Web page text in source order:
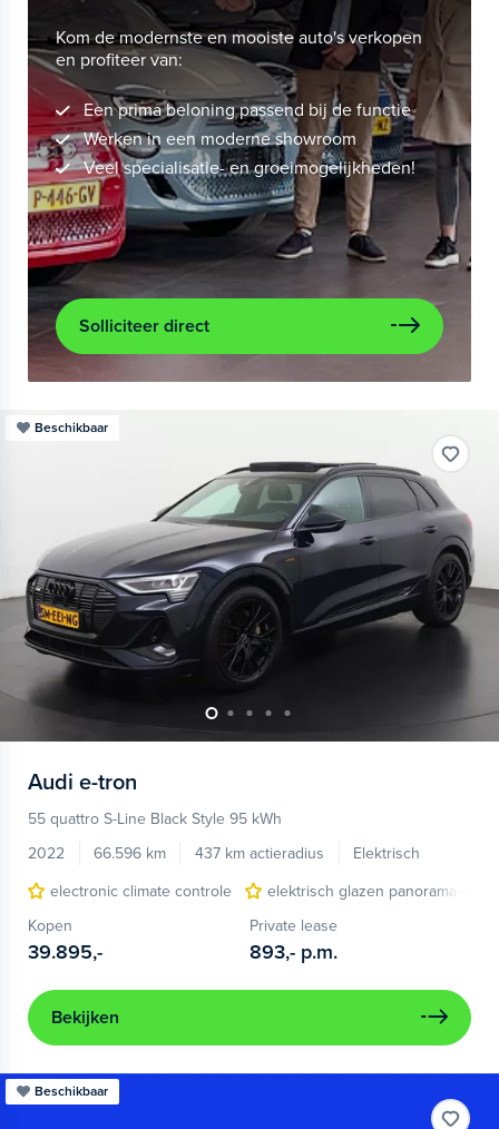
Kom de modernste en mooiste auto's verkopen
en profiteer van:
Een prima beloning passend bij de functie
Werken in een moderne showroom
Veel specialisatie- en groeimogelijkheden!
Solliciteer direct
Beschikbaar
Audi e-tron
55 quattro S-Line Black Style 95 kWh
2022
66.596 km 437 km actieradius
Elektrisch
electronic climate controle
elektrisch glazen panorama-dak
Kopen
39.895,-
Private lease
893,- p.m.
Bekijken
Beschikbaar